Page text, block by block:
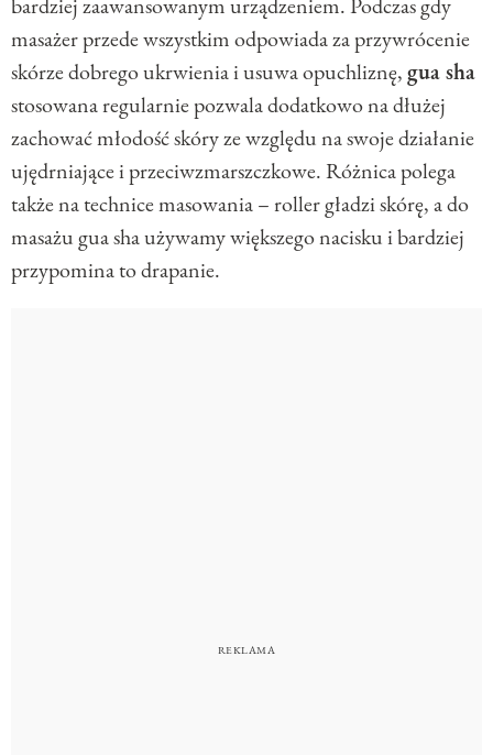
masażer przede wszystkim odpowiada za przywrócenie
skórze dobrego ukrwienia i usuwa opuchliznę,gua sha
stosowana regularnie pozwala dodatkowo na dłużej
zachować młodość skóry ze względu na swoje działanie
ujędrniające i przeciwzmarszczkowe. Różnica polega
także na technice masowania – roller gładzi skórę, a do
masażu gua sha używamy większego nacisku i bardziej
przypomina to drapanie.